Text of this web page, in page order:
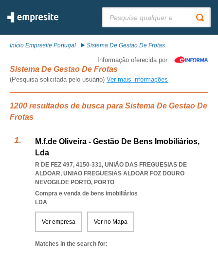
Início Empresite Portugal Sistema De Gestao De Frotas
Informação oferecida por
Sistema De Gestao De Frotas
(Pesquisa solicitada pelo usuário) Ver mais informações
1200 resultados de busca para Sistema De Gestao De
Frotas
M.f.de Oliveira - Gestão De Bens Imobiliários,
Lda
R DE FEZ 497, 4150-331, UNIÃO DAS FREGUESIAS DE
ALDOAR, UNIAO FREGUESIAS ALDOAR FOZ DOURO
NEVOGILDE PORTO, PORTO
Compra e venda de bens imobiliários
LDA
Ver empresa Ver no Mapa
Matches in the search for: